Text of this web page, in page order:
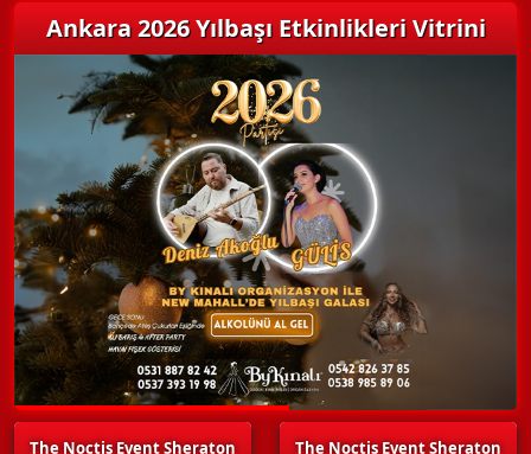
Ankara 2026 Yılbaşı Etkinlikleri Vitrini
The Noctis Event Sheraton
The Noctis Event Sheraton